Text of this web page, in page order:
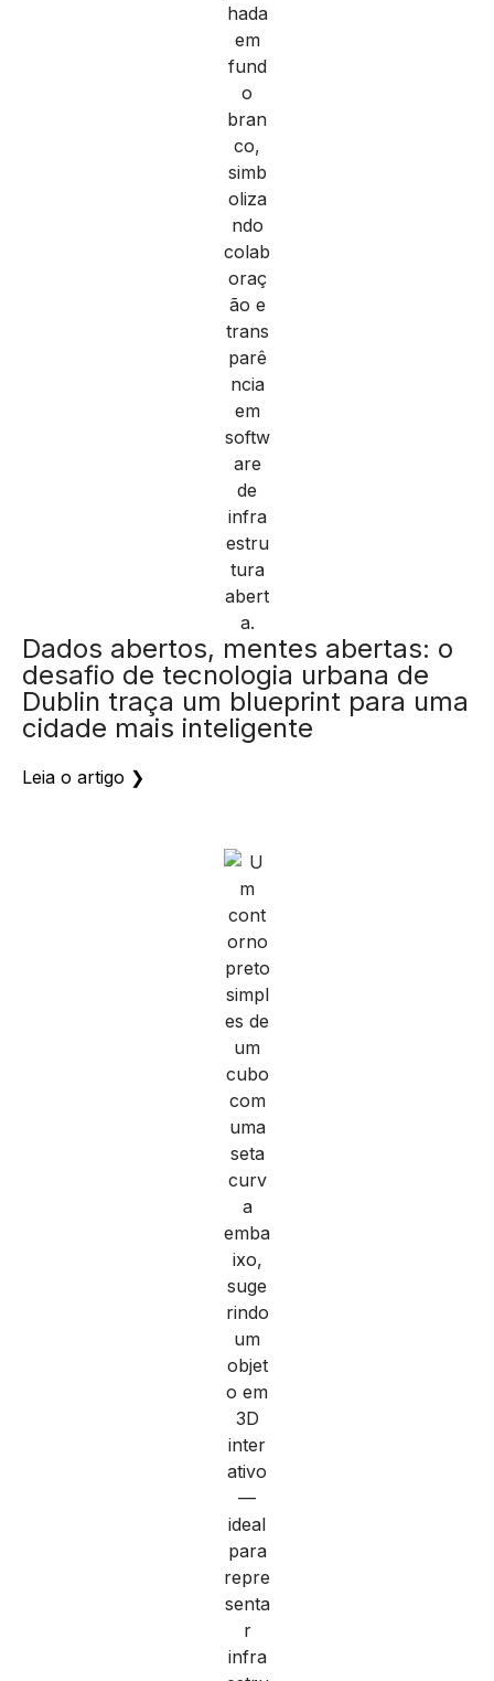
Dados abertos, mentes abertas: o
desafio de tecnologia urbana de
Dublin traça um blueprint para uma
cidade mais inteligente
Leia o artigo ❯